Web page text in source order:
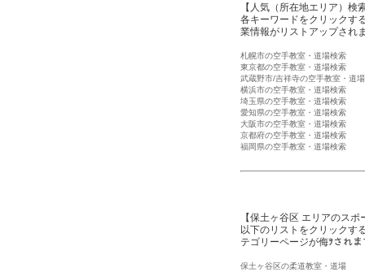
【人気（所在地エリア）検
各キーワードをクリックす
業情報がリストアップされ
札幌市の空手教室・道場検索
東京都の空手教室・道場検索
武蔵野市/吉祥寺の空手教室・道
横浜市の空手教室・道場検索
埼玉県の空手教室・道場検索
愛知県の空手教室・道場検索
大阪市の空手教室・道場検索
京都府の空手教室・道場検索
福岡県の空手教室・道場検索
【保土ヶ谷区 エリアのス
以下のリストをクリックす
テゴリーページが侮ｦされま
保土ヶ谷区の柔道教室・道場